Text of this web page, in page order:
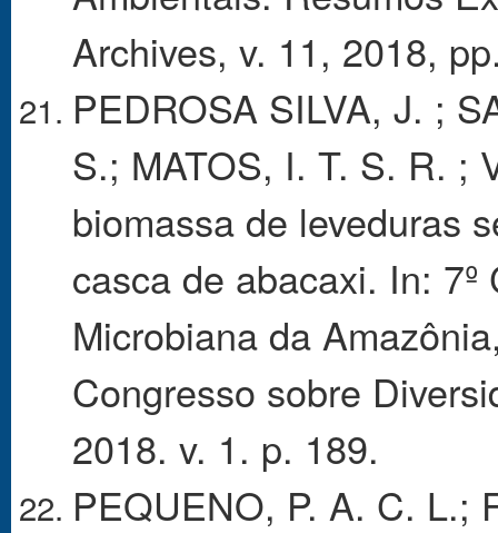
Archives, v. 11, 2018,
PEDROSA SILVA, J. ;
S.; MATOS, I. T. S. R. ;
biomassa de leveduras
casca de abacaxi. In:
Microbiana da
Congresso sobre
2018. v. 1. p. 189.
PEQUENO, P. A. C. L.;